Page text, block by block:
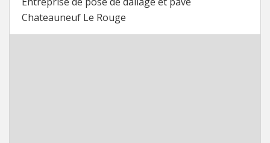
Chateauneuf Le Rouge